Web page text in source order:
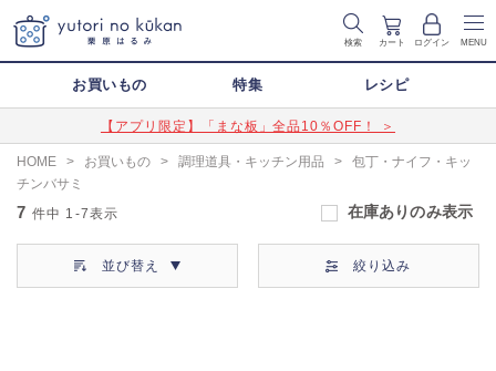
検索 カート ログイン MENU
お買いもの 特集 レシピ
【アプリ限定】「まな板」全品10％OFF！ ＞
HOME > お買いもの > 調理道具・キッチン用品 >
包丁・ナイフ・キッ
チンバサミ
7 件中 1-7表示 在庫ありのみ表示
並び替え 絞り込み